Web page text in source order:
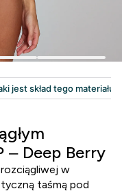
– Deep Berry
w
taśmą pod